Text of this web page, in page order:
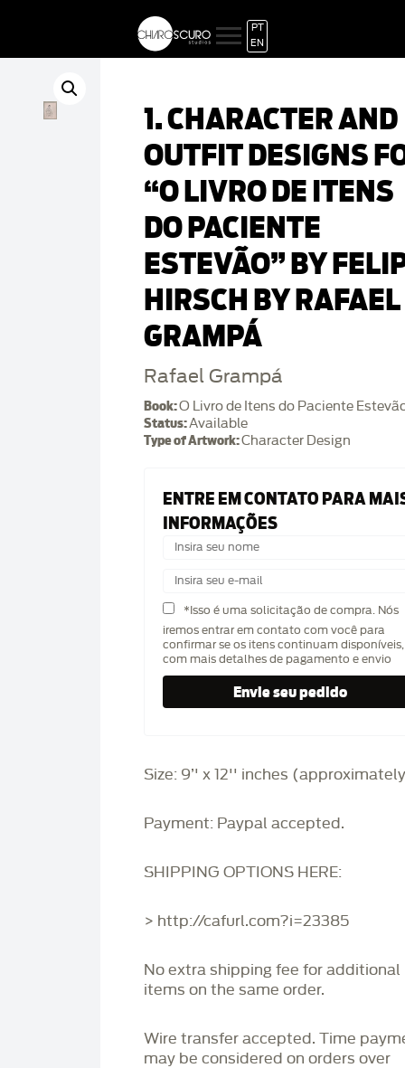
PT
EN
1. CHARACTER AND
OUTFIT DESIGNS
“O LIVRO DE ITENS
DO PACIENTE
ESTEVÃO” BY
HIRSCH BY RAFAEL
GRAMPÁ
Rafael Grampá
Book:O Livro de Itens do Paciente
Status:Available
Type of Artwork:Character Design
ENTRE EM CONTATO PARA
INFORMAÇÕES
*Isso é uma solicitação de compra. Nós
iremos entrar em contato com você para
confirmar se os itens continuam disponíveis,
com mais detalhes de pagamento e envio
Size: 9’' x 12'' inches
Payment: Paypal accepted.
SHIPPING OPTIONS HERE:
> http://cafurl.com?i=23385
No extra shipping fee for additional
items on the same order.
Wire transfer accepted. Time
may be considered on orders over